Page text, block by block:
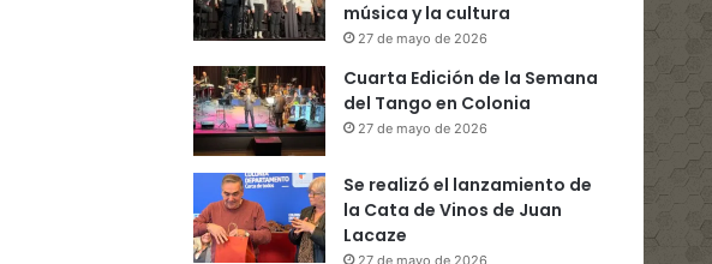
música y la cultura
27 de mayo de 2026
Cuarta Edición de la Semana
del Tango en Colonia
27 de mayo de 2026
Se realizó el lanzamiento de
la Cata de Vinos de Juan
Lacaze
27 de mayo de 2026